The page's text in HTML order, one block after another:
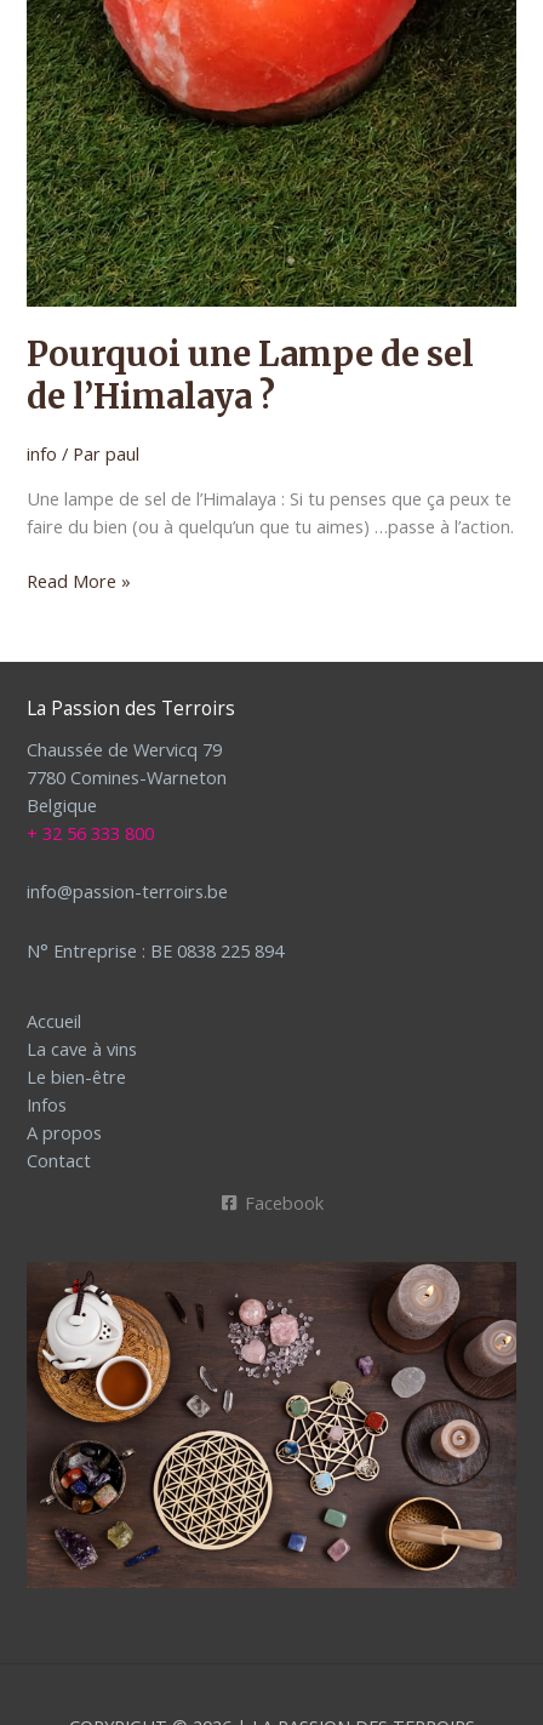
Pourquoi une Lampe de sel
de l’Himalaya ?
info / Parpaul
Une lampe de sel de l’Himalaya : Si tu penses que ça peux te
faire du bien (ou à quelqu’un que tu aimes) …passe à l’action.
Pourquoi
de
de
l’Himalaya
?
Read More »
La Passion des Terroirs
Chaussée de Wervicq 79
7780 Comines-Warneton
Belgique
+ 32 56 333 800
info@passion-terroirs.be
N° Entreprise : BE 0838 225 894
Accueil
La cave à vins
Le bien-être
Infos
A propos
Contact
Facebook